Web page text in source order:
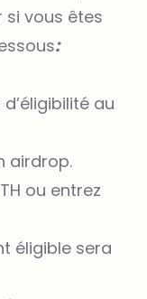
vous êtes
:
au
airdrop.
ou entrez
éligible sera